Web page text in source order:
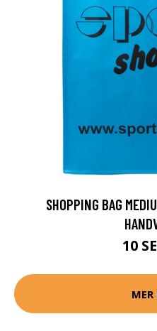
SHOPPING BAG
10